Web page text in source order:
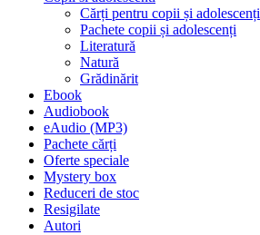
Cărți pentru copii și adolescenți
Pachete copii și adolescenți
Literatură
Natură
Grădinărit
Ebook
Audiobook
eAudio (MP3)
Pachete cărți
Oferte speciale
Mystery box
Reduceri de stoc
Resigilate
Autori